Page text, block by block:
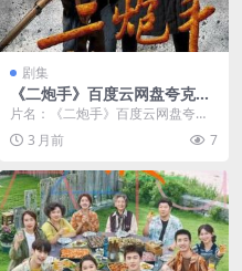
剧集
《二炮手》百度云网盘夸克下
载.阿里云盘.中字.(2014)
片名：《二炮手》百度云网盘夸克
下载.阿里云盘.中字.(2014) 分类：
剧集 又...
3 月前 7